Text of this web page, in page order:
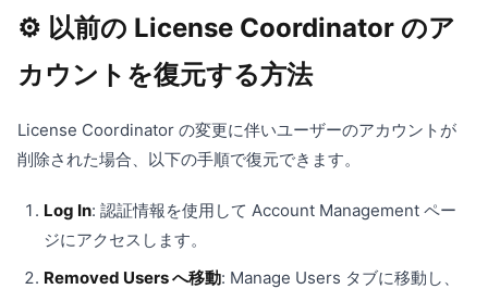
⚙️ 以前の License Coordinator のア
カウントを復元する方法
License Coordinator の変更に伴いユーザーのアカウントが
削除された場合、以下の手順で復元できます。
Log In: 認証情報を使用して Account Management ペー
ジにアクセスします。
Removed Users へ移動: Manage Users タブに移動し、